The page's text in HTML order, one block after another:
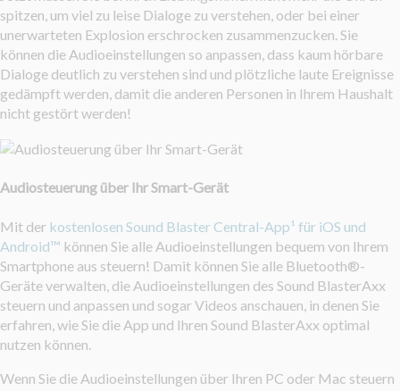
spitzen, um viel zu leise Dialoge zu verstehen, oder bei einer
unerwarteten Explosion erschrocken zusammenzucken. Sie
können die Audioeinstellungen so anpassen, dass kaum hörbare
Dialoge deutlich zu verstehen sind und plötzliche laute Ereignisse
gedämpft werden, damit die anderen Personen in Ihrem Haushalt
nicht gestört werden!
Audiosteuerung über Ihr Smart-Gerät
Mit der kostenlosen Sound Blaster Central-App¹ für iOS und
Android™ können Sie alle Audioeinstellungen bequem von Ihrem
Smartphone aus steuern! Damit können Sie alle Bluetooth®-
Geräte verwalten, die Audioeinstellungen des Sound BlasterAxx
steuern und anpassen und sogar Videos anschauen, in denen Sie
erfahren, wie Sie die App und Ihren Sound BlasterAxx optimal
nutzen können.
Wenn Sie die Audioeinstellungen über Ihren PC oder Mac steuern